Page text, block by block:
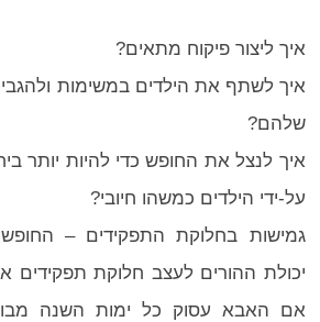
איך ליצור פיקוח מתאים?
איך לשתף את הילדים במשימות
שלהם?
איך לנצל את החופש כדי להיות יותר
על-ידי הילדים כמשהו חיובי?
גמישות בחלוקת התפקידים –
יכולת ההורים לעצב חלוקת תפקידים
אם האבא עסוק כל ימות השנה